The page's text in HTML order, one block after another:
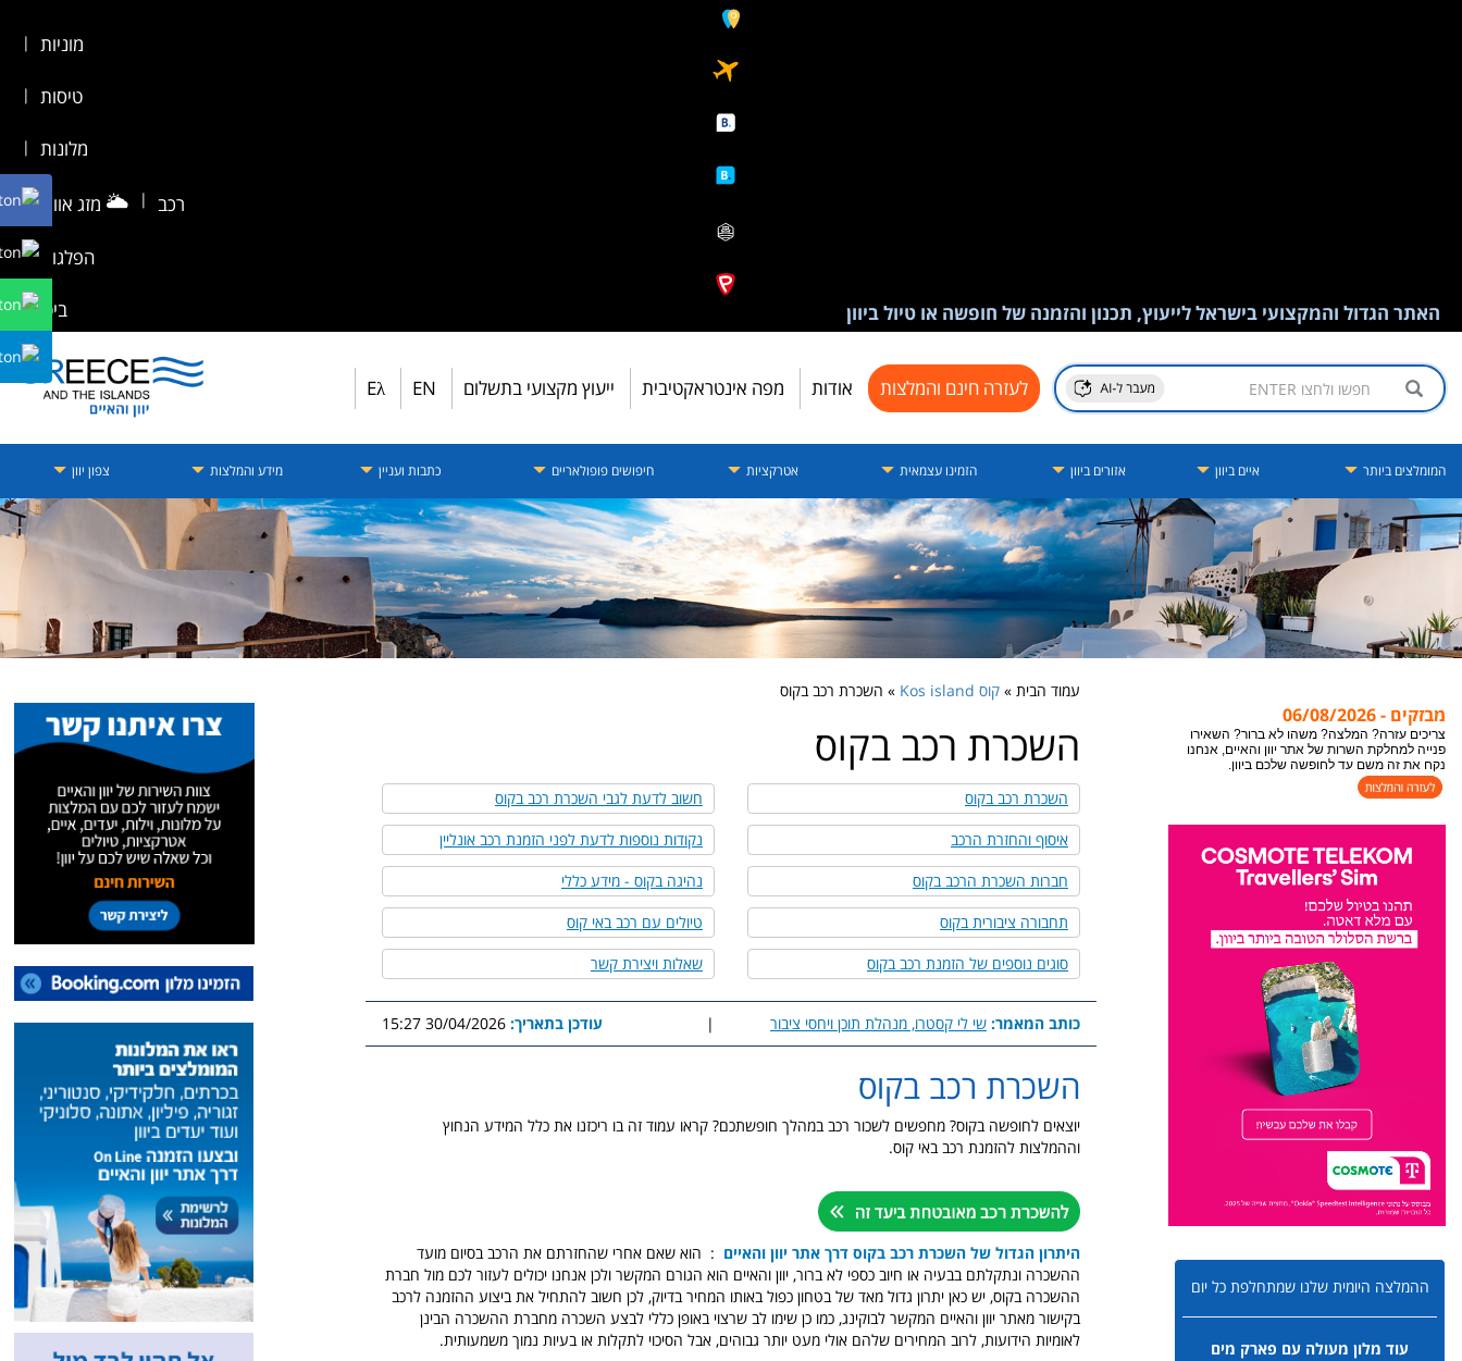
מוניות |
טיסות |
מלונות |
רכב |
🌥️ מזג אוויר |
הפלגות |
ביטוח האתר הגדול והמקצועי בישראל לייעוץ, תכנון והזמנה של חופשה או טיול ביוון
לעזרה חינם והמלצות אודות מפה אינטראקטיבית ייעוץ מקצועי בתשלום EN
Eλ
המומלצים ביותר איים ביוון אזורים ביוון הזמינו עצמאית אטרקציות חיפושים פופולאריים כתבות ועניין מידע והמלצות צפון יוון
עמוד הבית » קוס Kos island » השכרת רכב בקוס
מבזקים - 06/08/2026
צריכים עזרה? המלצה? משהו לא ברור? השאירו
פנייה למחלקת השרות של אתר יוון והאיים, אנחנו
נקח את זה משם עד לחופשה שלכם ביוון.
ההמלצה היומית שלנו שמתחלפת כל יום
עוד מלון מעולה עם פארק מים
השכרת רכב בקוס
השכרת רכב בקוס
חשוב לדעת לגבי השכרת רכב בקוס
איסוף והחזרת הרכב
נקודות נוספות לדעת לפני הזמנת רכב אונליין
חברות השכרת הרכב בקוס
נהיגה בקוס - מידע כללי
תחבורה ציבורית בקוס
טיולים עם רכב באי קוס
סוגים נוספים של הזמנת רכב בקוס
שאלות ויצירת קשר
כותב המאמר: שי לי קסטרו, מנהלת תוכן ויחסי ציבור | עודכן בתאריך: 30/04/2026 15:27
השכרת רכב בקוס
יוצאים לחופשה בקוס? מחפשים לשכור רכב במהלך חופשתכם? קראו עמוד זה בו ריכזנו את כלל המידע הנחוץ
וההמלצות להזמנת רכב באי קוס.
היתרון הגדול של השכרת רכב בקוס דרך אתר יוון והאיים : הוא שאם אחרי שהחזרתם את הרכב בסיום מועד
ההשכרה ונתקלתם בבעיה או חיוב כספי לא ברור, יוון והאיים הוא הגורם המקשר ולכן אנחנו יכולים לעזור לכם מול חברת
ההשכרה בקוס, יש כאן יתרון גדול מאד של בטחון כפול באותו המחיר בדיוק, לכן חשוב להתחיל את ביצוע ההזמנה לרכב
בקישור מאתר יוון והאיים המקשר לבוקינג, כמו כן שימו לב שרצוי באופן כללי לבצע השכרה מחברת ההשכרה הבינן
לאומיות הידועות, לרוב המחירים שלהם אולי מעט יותר גבוהים, אבל הסיכוי לתקלות או בעיות נמוך משמעותית.